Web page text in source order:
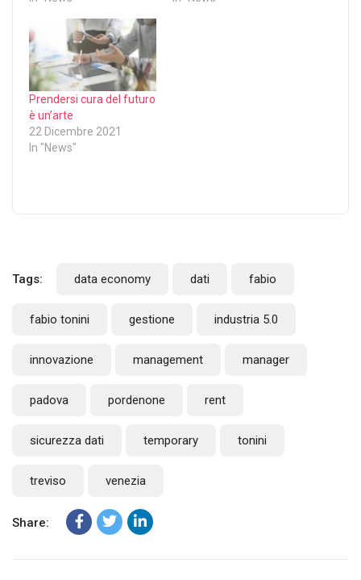
Prendersi cura del futuro
è un’arte
22 Dicembre 2021
In "News"
Tags: data economy dati fabio
fabio tonini gestione industria 5.0
innovazione management manager
padova pordenone rent
sicurezza dati temporary tonini
treviso venezia
Share: